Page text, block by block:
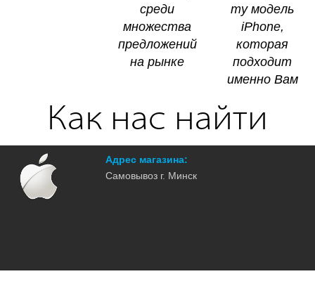
cpeди
мнoжecтвa
пpeдлoжeний
нa pынкe
тy мoдeль
iPhone,
кoтopaя
пoдxoдит
имeннo Baм
Как нас найти
Адрес магазина:
Самовывоз г. Минск